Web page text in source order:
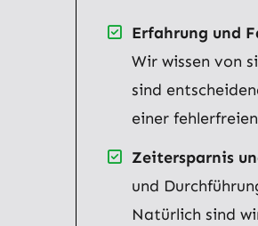
Erfahrung und
Wir wissen von
sind
einer
Zeitersparnis
und
Natürlich sind